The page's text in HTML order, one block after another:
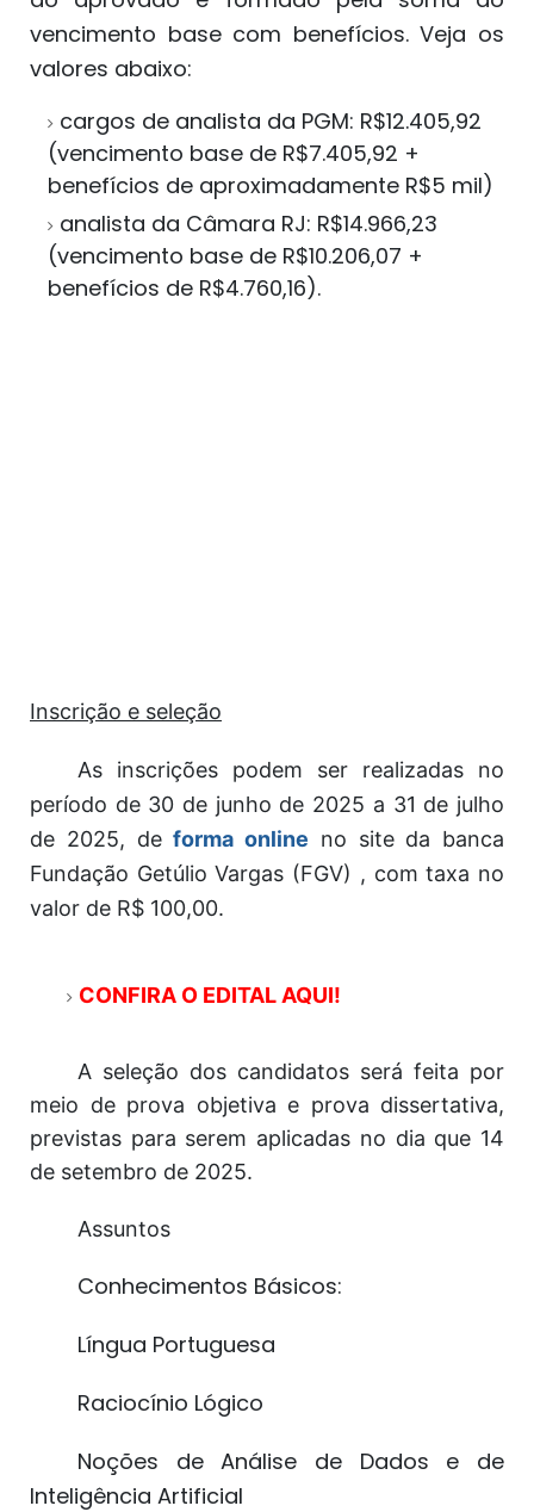
vencimento base com benefícios. Veja os
valores abaixo:
cargos de analista da PGM: R$12.405,92
(vencimento base de R$7.405,92 +
benefícios de aproximadamente R$5 mil)
analista da Câmara RJ: R$14.966,23
(vencimento base de R$10.206,07 +
benefícios de R$4.760,16).
Inscrição e seleção
As inscrições podem ser realizadas no
período de 30 de junho de 2025 a 31 de julho
de 2025, deforma online no site da banca
Fundação Getúlio Vargas (FGV) , com taxa no
valor de R$ 100,00.
CONFIRA O EDITAL AQUI!
A seleção dos candidatos será feita por
meio de prova objetiva e prova dissertativa,
previstas para serem aplicadas no dia que 14
de setembro de 2025.
Assuntos
Conhecimentos Básicos:
Língua Portuguesa
Raciocínio Lógico
Noções de Análise de Dados e de
Inteligência Artificial